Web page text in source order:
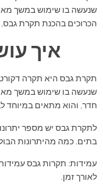
שנעשה בו שימוש במשך
הכרוכים בהכנת תקרת גבס,
איך
תקרת גבס היא תקרה
שנעשה בו שימוש במשך
חדר, והוא מתאים במיוחד
לתקרת גבס יש מספר
בתים. כמה מהיתרונות
עמידות: תקרות גבס עמידות
לאורך זמן.